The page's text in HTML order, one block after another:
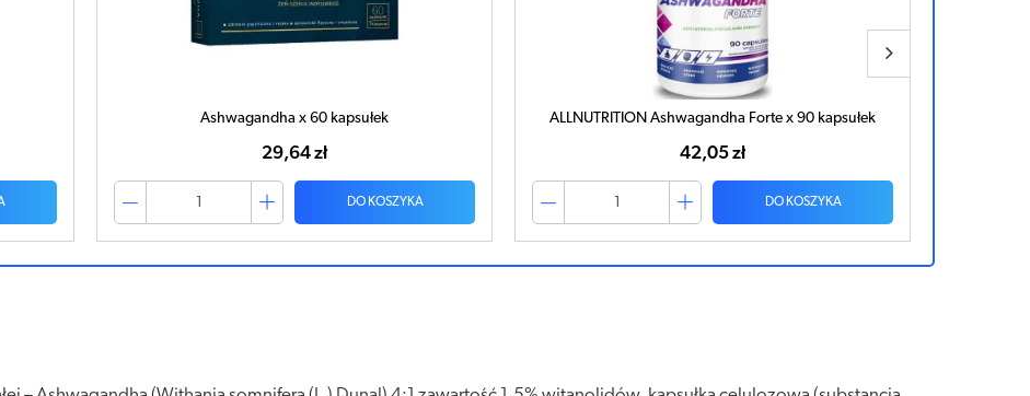
Ashwagandha x 60 kapsułek
29,64 zł
DO KOSZYKA
ALLNUTRITION Ashwagandha Forte x 90 kapsułek
42,05 zł
DO KOSZYKA